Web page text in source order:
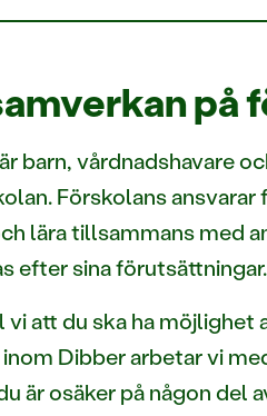
på
barn, vårdnadshavare
Förskolans
lära tillsammans med
efter sina förutsättningar.
att du ska ha
Dibber arbetar vi
är osäker på någon del